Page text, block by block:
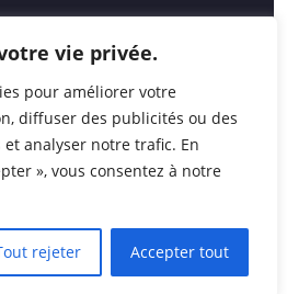
vie privée.
pour améliorer votre
diffuser des publicités ou des
analyser notre trafic. En
», vous consentez à notre
rejeter Accepter tout
Ivry Sur Seine
2026|GFEN